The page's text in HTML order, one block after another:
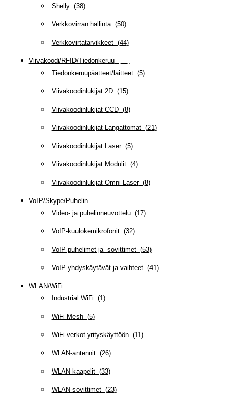
Shelly(38)
Verkkovirran hallinta(50)
Verkkovirtatarvikkeet(44)
Viivakoodi/RFID/Tiedonkeruu(
Tiedonkeruupäätteet/laitteet(5)
Viivakoodinlukijat 2D(15)
Viivakoodinlukijat CCD(8)
Viivakoodinlukijat Langattomat(21 )
Viivakoodinlukijat Laser(5)
Viivakoodinlukijat Modulit(4)
Viivakoodinlukijat Omni-Laser(8)
VoIP/Skype/Puhelin(
Video- ja puhelinneuvottelu(17)
VoIP-kuulokemikrofonit(32)
VoIP-puhelimet ja -sovittimet(53)
VoIP-yhdyskäytävät ja vaihteet(41 )
WLAN/WiFi
Industrial WiFi (1 )
WiFi Mesh(5)
WiFi-verkot yrityskäyttöön(11 )
WLAN-antennit(26)
WLAN-kaapelit(33)
WLAN-sovittimet(23)